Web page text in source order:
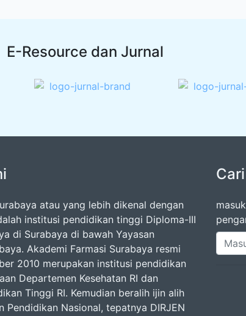
E-Resource dan Jurnal
atau yang lebih dikenal dengan
institusi pendidikan tinggi Diploma-III
di Surabaya di bawah Yayasan
Akademi Farmasi Surabaya resmi
2010 merupakan institusi pendidikan
Departemen Kesehatan RI dan
Tinggi RI. Kemudian beralih ijin alih
Pendidikan Nasional, tepatnya DIRJEN
Cari